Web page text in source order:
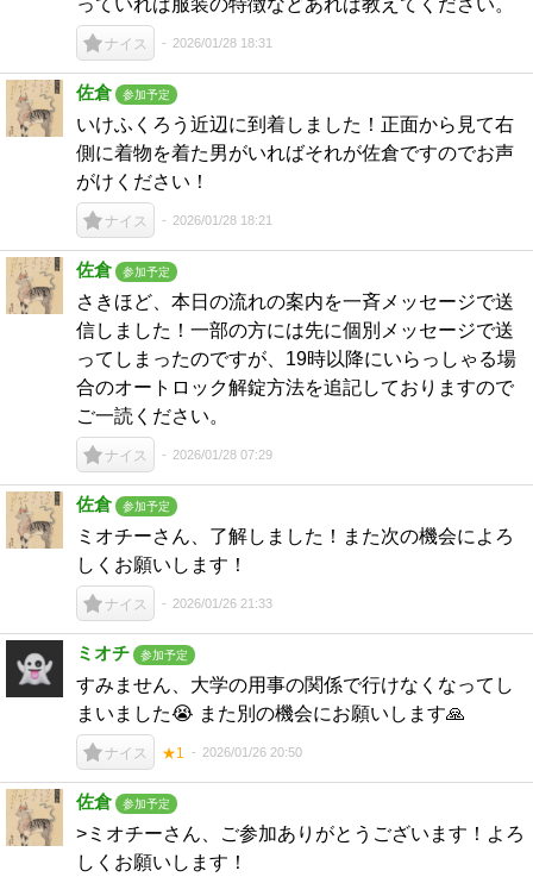
っていれば服装の特徴などあれば教えてください。
ナイス 2026/01/28 18:31
佐倉 参加予定
いけふくろう近辺に到着しました！正面から見て右
側に着物を着た男がいればそれが佐倉ですのでお声
がけください！
ナイス 2026/01/28 18:21
佐倉 参加予定
さきほど、本日の流れの案内を一斉メッセージで送
信しました！一部の方には先に個別メッセージで送
ってしまったのですが、19時以降にいらっしゃる場
合のオートロック解錠方法を追記しておりますので
ご一読ください。
ナイス 2026/01/28 07:29
佐倉 参加予定
ミオチーさん、了解しました！また次の機会によろ
しくお願いします！
ナイス 2026/01/26 21:33
ミオチ 参加予定
すみません、大学の用事の関係で行けなくなってし
まいました😭 また別の機会にお願いします🙏
ナイス ★1 2026/01/26 20:50
佐倉 参加予定
>ミオチーさん、ご参加ありがとうございます！よろ
しくお願いします！